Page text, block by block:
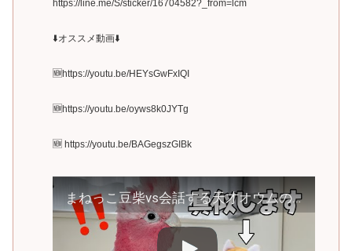
https://line.me/S/sticker/16704582?_from=lcm
⬇️オススメ動画⬇️
🆕https://youtu.be/HEYsGwFxIQI
🆕https://youtu.be/oyws8k0JYTg
🆕 https://youtu.be/BAGegszGIBk
まねっこ豆柴vs会話する天才オウムの衝撃結末‥【モモイロインコ】